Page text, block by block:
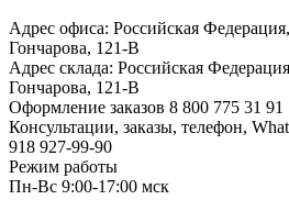
Адрес офиса: Российская
Гончарова, 121-В
Адрес склада: Российская
Гончарова, 121-В
Оформление заказов 8 800 775 31 91
Консультации, заказы, телефон,
918 927-99-90
Режим работы
Пн-Вс 9:00-17:00 мск